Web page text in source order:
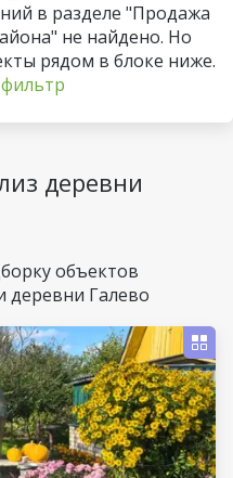
в разделе "Продажа
не найдено. Но
рядом в блоке ниже.
деревни
объектов
деревни Галево